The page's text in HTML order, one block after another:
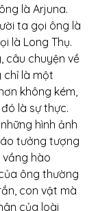
là Arjuna.
ta gọi ông là
là Long Thụ.
câu chuyện về
chỉ là một
không kém,
là sự thực.
hình ảnh
tưởng tượng
vầng hào
ông thường
con vật mà
của loài